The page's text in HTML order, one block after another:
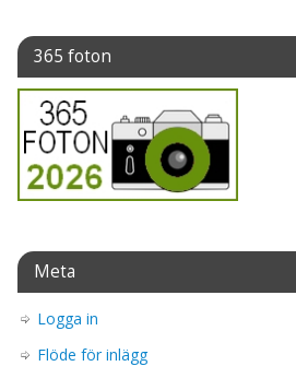
365 foton
Meta
Logga in
Flöde för inlägg